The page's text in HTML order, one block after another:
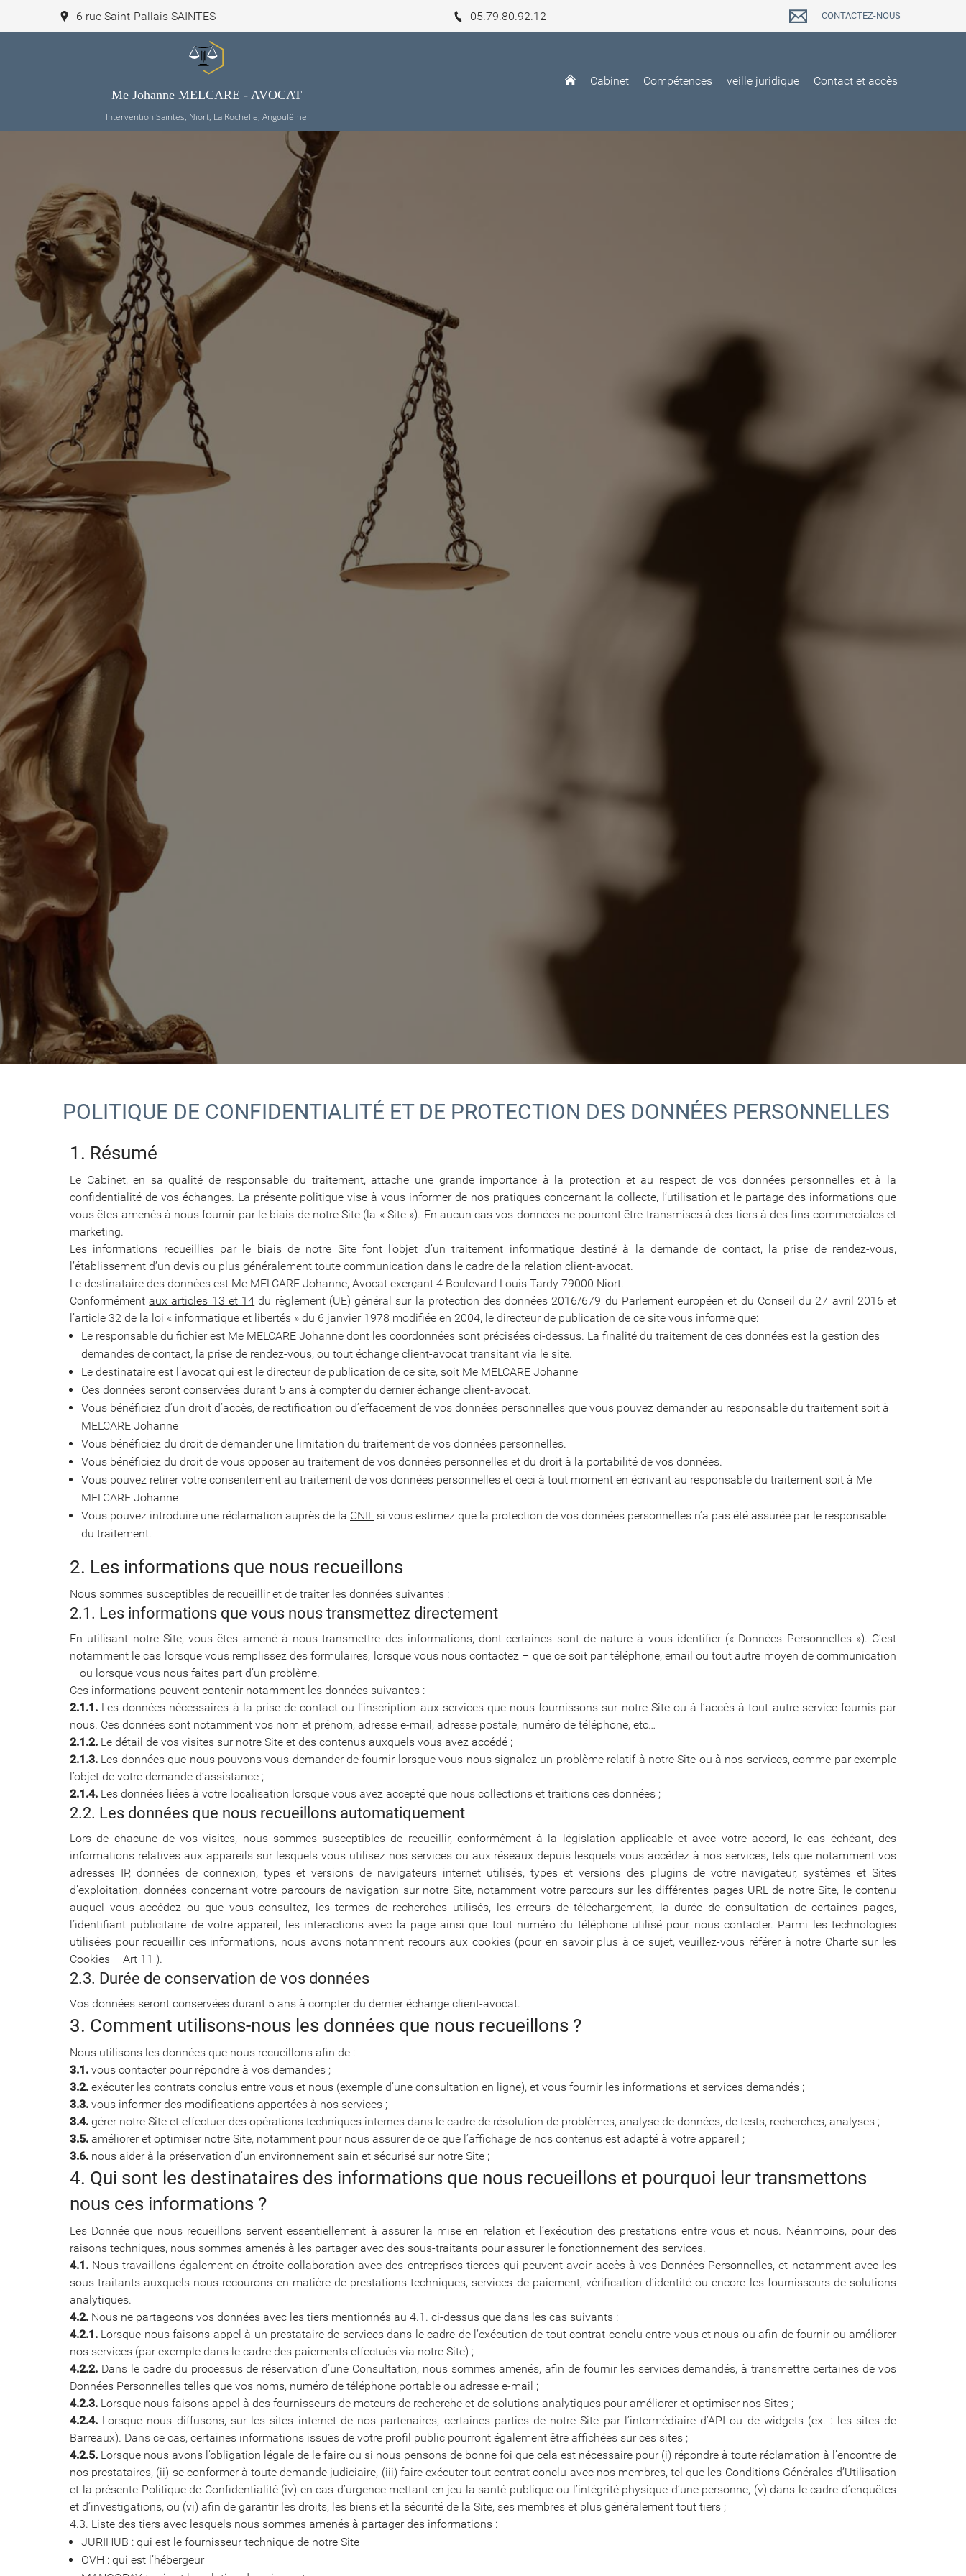
Me Johanne MELCARE - AVOCAT
Intervention Saintes, Niort, La Rochelle, Angoulême
Cabinet Compétences veille juridique Contact et accès
6 rue Saint-Pallais SAINTES 05.79.80.92.12 CONTACTEZ-NOUS
POLITIQUE DE CONFIDENTIALITÉ ET DE PROTECTION DES DONNÉES PERSONNELLES
1. Résumé
Le Cabinet, en sa qualité de responsable du traitement, attache une grande importance à la protection et au respect de vos données personnelles et à la
confidentialité de vos échanges. La présente politique vise à vous informer de nos pratiques concernant la collecte, l’utilisation et le partage des informations que
vous êtes amenés à nous fournir par le biais de notre Site (la « Site »). En aucun cas vos données ne pourront être transmises à des tiers à des fins commerciales et
marketing.
Les informations recueillies par le biais de notre Site font l’objet d’un traitement informatique destiné à la demande de contact, la prise de rendez-vous,
l’établissement d’un devis ou plus généralement toute communication dans le cadre de la relation client-avocat.
Le destinataire des données est Me MELCARE Johanne, Avocat exerçant 4 Boulevard Louis Tardy 79000 Niort.
Conformémentaux articles 13 et 14 du règlement (UE) général sur la protection des données 2016/679 du Parlement européen et du Conseil du 27 avril 2016 et
l’article 32 de la loi « informatique et libertés » du 6 janvier 1978 modifiée en 2004, le directeur de publication de ce site vous informe que:
Le responsable du fichier est Me MELCARE Johanne dont les coordonnées sont précisées ci-dessus. La finalité du traitement de ces données est la gestion des
demandes de contact, la prise de rendez-vous, ou tout échange client-avocat transitant via le site.
Le destinataire est l’avocat qui est le directeur de publication de ce site, soit Me MELCARE Johanne
Ces données seront conservées durant 5 ans à compter du dernier échange client-avocat.
Vous bénéficiez d’un droit d’accès, de rectification ou d’effacement de vos données personnelles que vous pouvez demander au responsable du traitement soit à
MELCARE Johanne
Vous bénéficiez du droit de demander une limitation du traitement de vos données personnelles.
Vous bénéficiez du droit de vous opposer au traitement de vos données personnelles et du droit à la portabilité de vos données.
Vous pouvez retirer votre consentement au traitement de vos données personnelles et ceci à tout moment en écrivant au responsable du traitement soit à Me
MELCARE Johanne
Vous pouvez introduire une réclamation auprès de la CNIL si vous estimez que la protection de vos données personnelles n’a pas été assurée par le responsable
du traitement.
2. Les informations que nous recueillons
Nous sommes susceptibles de recueillir et de traiter les données suivantes :
2.1. Les informations que vous nous transmettez directement
En utilisant notre Site, vous êtes amené à nous transmettre des informations, dont certaines sont de nature à vous identifier (« Données Personnelles »). C’est
notamment le cas lorsque vous remplissez des formulaires, lorsque vous nous contactez – que ce soit par téléphone, email ou tout autre moyen de communication
– ou lorsque vous nous faites part d’un problème.
Ces informations peuvent contenir notamment les données suivantes :
2.1.1. Les données nécessaires à la prise de contact ou l’inscription aux services que nous fournissons sur notre Site ou à l’accès à tout autre service fournis par
nous. Ces données sont notamment vos nom et prénom, adresse e-mail, adresse postale, numéro de téléphone, etc…
2.1.2. Le détail de vos visites sur notre Site et des contenus auxquels vous avez accédé ;
2.1.3. Les données que nous pouvons vous demander de fournir lorsque vous nous signalez un problème relatif à notre Site ou à nos services, comme par exemple
l’objet de votre demande d’assistance ;
2.1.4. Les données liées à votre localisation lorsque vous avez accepté que nous collections et traitions ces données ;
2.2. Les données que nous recueillons automatiquement
Lors de chacune de vos visites, nous sommes susceptibles de recueillir, conformément à la législation applicable et avec votre accord, le cas échéant, des
informations relatives aux appareils sur lesquels vous utilisez nos services ou aux réseaux depuis lesquels vous accédez à nos services, tels que notamment vos
adresses IP, données de connexion, types et versions de navigateurs internet utilisés, types et versions des plugins de votre navigateur, systèmes et Sites
d’exploitation, données concernant votre parcours de navigation sur notre Site, notamment votre parcours sur les différentes pages URL de notre Site, le contenu
auquel vous accédez ou que vous consultez, les termes de recherches utilisés, les erreurs de téléchargement, la durée de consultation de certaines pages,
l’identifiant publicitaire de votre appareil, les interactions avec la page ainsi que tout numéro du téléphone utilisé pour nous contacter. Parmi les technologies
utilisées pour recueillir ces informations, nous avons notamment recours aux cookies (pour en savoir plus à ce sujet, veuillez-vous référer à notre Charte sur les
Cookies – Art 11 ).
2.3. Durée de conservation de vos données
Vos données seront conservées durant 5 ans à compter du dernier échange client-avocat.
3. Comment utilisons-nous les données que nous recueillons ?
Nous utilisons les données que nous recueillons afin de :
3.1. vous contacter pour répondre à vos demandes ;
3.2. exécuter les contrats conclus entre vous et nous (exemple d’une consultation en ligne), et vous fournir les informations et services demandés ;
3.3. vous informer des modifications apportées à nos services ;
3.4. gérer notre Site et effectuer des opérations techniques internes dans le cadre de résolution de problèmes, analyse de données, de tests, recherches, analyses ;
3.5. améliorer et optimiser notre Site, notamment pour nous assurer de ce que l’affichage de nos contenus est adapté à votre appareil ;
3.6. nous aider à la préservation d’un environnement sain et sécurisé sur notre Site ;
4. Qui sont les destinataires des informations que nous recueillons et pourquoi leur transmettons
nous ces informations ?
Les Donnée que nous recueillons servent essentiellement à assurer la mise en relation et l’exécution des prestations entre vous et nous. Néanmoins, pour des
raisons techniques, nous sommes amenés à les partager avec des sous-traitants pour assurer le fonctionnement des services.
4.1. Nous travaillons également en étroite collaboration avec des entreprises tierces qui peuvent avoir accès à vos Données Personnelles, et notamment avec les
sous-traitants auxquels nous recourons en matière de prestations techniques, services de paiement, vérification d’identité ou encore les fournisseurs de solutions
analytiques.
4.2. Nous ne partageons vos données avec les tiers mentionnés au 4.1. ci-dessus que dans les cas suivants :
4.2.1. Lorsque nous faisons appel à un prestataire de services dans le cadre de l’exécution de tout contrat conclu entre vous et nous ou afin de fournir ou améliorer
nos services (par exemple dans le cadre des paiements effectués via notre Site) ;
4.2.2. Dans le cadre du processus de réservation d’une Consultation, nous sommes amenés, afin de fournir les services demandés, à transmettre certaines de vos
Données Personnelles telles que vos noms, numéro de téléphone portable ou adresse e-mail ;
4.2.3. Lorsque nous faisons appel à des fournisseurs de moteurs de recherche et de solutions analytiques pour améliorer et optimiser nos Sites ;
4.2.4. Lorsque nous diffusons, sur les sites internet de nos partenaires, certaines parties de notre Site par l’intermédiaire d’API ou de widgets (ex. : les sites de
Barreaux). Dans ce cas, certaines informations issues de votre profil public pourront également être affichées sur ces sites ;
4.2.5. Lorsque nous avons l’obligation légale de le faire ou si nous pensons de bonne foi que cela est nécessaire pour (i) répondre à toute réclamation à l’encontre de
nos prestataires, (ii) se conformer à toute demande judiciaire, (iii) faire exécuter tout contrat conclu avec nos membres, tel que les Conditions Générales d’Utilisation
et la présente Politique de Confidentialité (iv) en cas d’urgence mettant en jeu la santé publique ou l’intégrité physique d’une personne, (v) dans le cadre d’enquêtes
et d’investigations, ou (vi) afin de garantir les droits, les biens et la sécurité de la Site, ses membres et plus généralement tout tiers ;
4.3. Liste des tiers avec lesquels nous sommes amenés à partager des informations :
JURIHUB : qui est le fournisseur technique de notre Site
OVH : qui est l’hébergeur